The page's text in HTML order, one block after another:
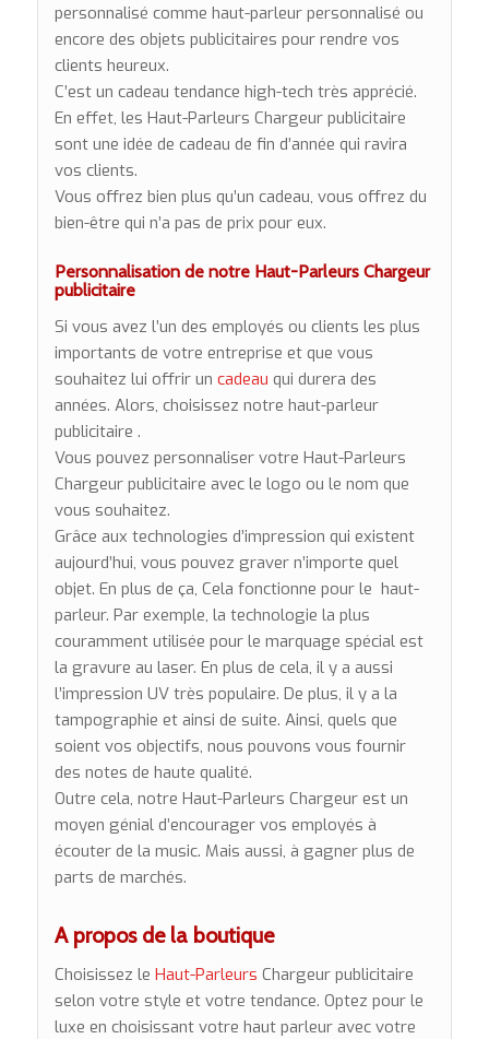
personnalisé comme haut-parleur personnalisé ou
encore des objets publicitaires pour rendre vos
clients heureux.
C’est un cadeau tendance high-tech très apprécié.
En effet, les Haut-Parleurs Chargeur publicitaire
sont une idée de cadeau de fin d’année qui ravira
vos clients.
Vous offrez bien plus qu’un cadeau, vous offrez du
bien-être qui n’a pas de prix pour eux.
Personnalisation de notre Haut-Parleurs Chargeur
publicitaire
Si vous avez l’un des employés ou clients les plus
importants de votre entreprise et que vous
souhaitez lui offrir un cadeau qui durera des
années. Alors, choisissez notre haut-parleur
publicitaire .
Vous pouvez personnaliser votre Haut-Parleurs
Chargeur publicitaire avec le logo ou le nom que
vous souhaitez.
Grâce aux technologies d’impression qui existent
aujourd’hui, vous pouvez graver n’importe quel
objet. En plus de ça, Cela fonctionne pour le haut-
parleur. Par exemple, la technologie la plus
couramment utilisée pour le marquage spécial est
la gravure au laser. En plus de cela, il y a aussi
l’impression UV très populaire. De plus, il y a la
tampographie et ainsi de suite. Ainsi, quels que
soient vos objectifs, nous pouvons vous fournir
des notes de haute qualité.
Outre cela, notre Haut-Parleurs Chargeur est un
moyen génial d’encourager vos employés à
écouter de la music. Mais aussi, à gagner plus de
parts de marchés.
A propos de la boutique
Choisissez le Haut-Parleurs Chargeur publicitaire
selon votre style et votre tendance. Optez pour le
luxe en choisissant votre haut parleur avec votre